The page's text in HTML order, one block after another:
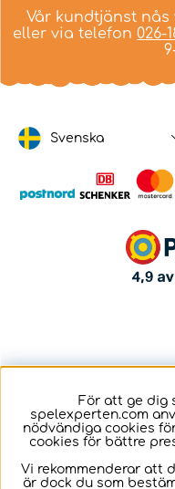
Vår kundtjänst nås
eller via telefon 026-
Svenska
För att ge dig
spelexperten.com
nödvändiga cookies
cookies för bättre
Vi rekommenderar att
är dock du som